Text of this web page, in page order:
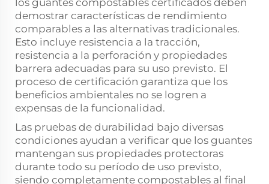
los guantes compostables certificados deben
demostrar características de rendimiento
comparables a las alternativas tradicionales.
Esto incluye resistencia a la tracción,
resistencia a la perforación y propiedades
barrera adecuadas para su uso previsto. El
proceso de certificación garantiza que los
beneficios ambientales no se logren a
expensas de la funcionalidad.
Las pruebas de durabilidad bajo diversas
condiciones ayudan a verificar que los guantes
mantengan sus propiedades protectoras
durante todo su período de uso previsto,
siendo completamente compostables al final